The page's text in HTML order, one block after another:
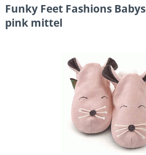
Funky Feet Fashions
pink mittel